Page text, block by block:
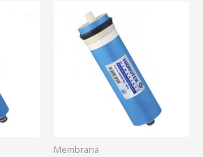
Membrana